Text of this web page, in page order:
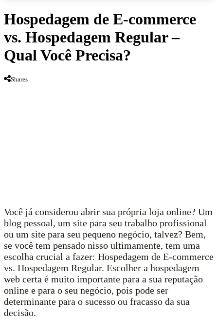
Hospedagem de E-commerce
vs. Hospedagem Regular –
Qual Você Precisa?
Shares
Você já considerou abrir sua própria loja online? Um
blog pessoal, um site para seu trabalho profissional
ou um site para seu pequeno negócio, talvez? Bem,
se você tem pensado nisso ultimamente, tem uma
escolha crucial a fazer: Hospedagem de E-commerce
vs. Hospedagem Regular. Escolher a hospedagem
web certa é muito importante para a sua reputação
online e para o seu negócio, pois pode ser
determinante para o sucesso ou fracasso da sua
decisão.